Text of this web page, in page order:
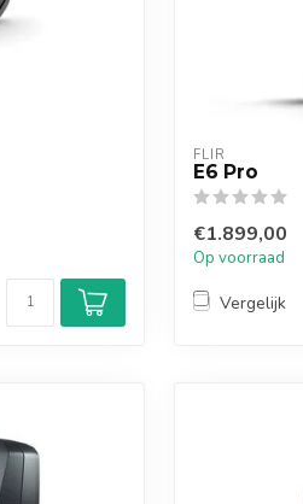
FLIR
E6 Pro
€1.899,00
Op voorraad
Vergelijk